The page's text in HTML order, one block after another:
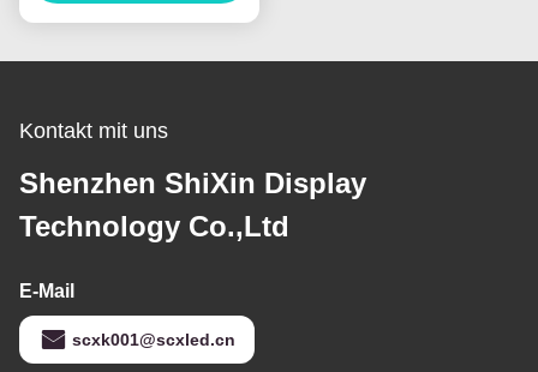
Kontakt mit uns
Shenzhen ShiXin Display
Technology Co.,Ltd
E-Mail
scxk001@scxled.cn